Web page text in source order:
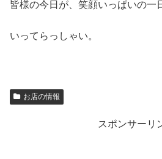
皆様の今日が、笑顔いっぱいの一
いってらっしゃい。
お店の情報
スポンサーリ